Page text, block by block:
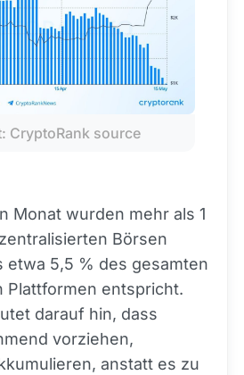
CryptoRank source
Monat wurden mehr als 1
Börsen
etwa 5,5 % des gesamten
Plattformen entspricht.
darauf hin, dass
vorziehen,
anstatt es zu